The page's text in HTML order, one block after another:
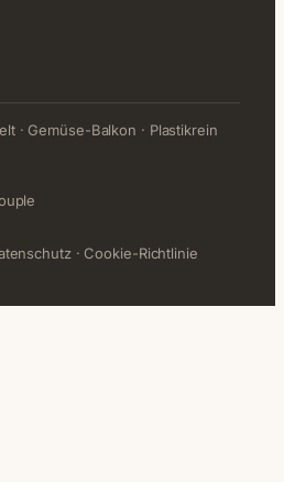
· Gemüse-Balkon · Plastikrein
· Cookie-Richtlinie